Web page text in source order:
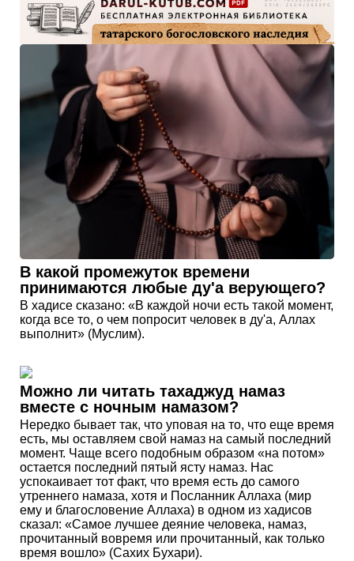
В какой промежуток времени
принимаются любые ду'а верующего?
В хадисе сказано: «В каждой ночи есть такой момент,
когда все то, о чем попросит человек в ду'а, Аллах
выполнит» (Муслим).
Можно ли читать тахаджуд намаз
вместе с ночным намазом?
Нередко бывает так, что уповая на то, что еще время
есть, мы оставляем свой намаз на самый последний
момент. Чаще всего подобным образом «на потом»
остается последний пятый ясту намаз. Нас
успокаивает тот факт, что время есть до самого
утреннего намаза, хотя и Посланник Аллаха (мир
ему и благословение Аллаха) в одном из хадисов
сказал: «Самое лучшее деяние человека, намаз,
прочитанный вовремя или прочитанный, как только
время вошло» (Сахих Бухари).